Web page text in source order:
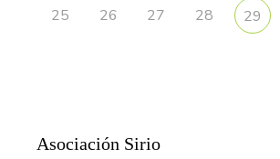
25 26 27 28 29
Asociación Sirio